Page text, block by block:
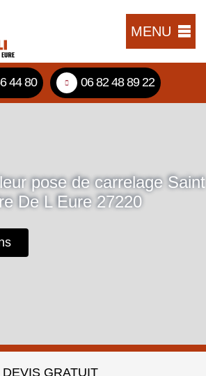
MENU
44 80 06 82 48 89 22
pose de carrelage Saint
De L Eure 27220
DEVIS GRATUIT